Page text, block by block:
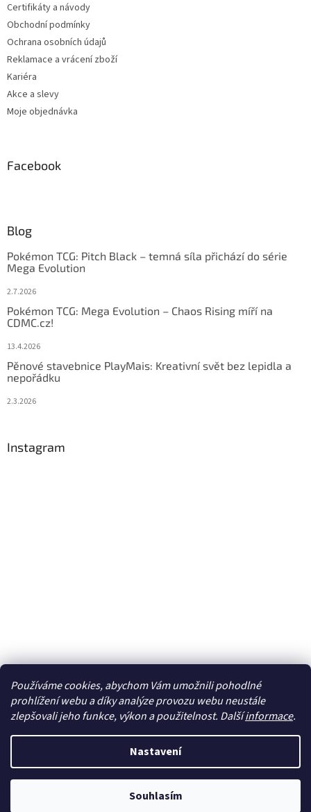
Používáme cookies, abychom Vám umožnili pohodlné
prohlížení webu a díky analýze provozu webu neustále
zlepšovali jeho funkce, výkon a použitelnost. Dalšíinformace.
Nastavení
Souhlasím
Certifikáty a návody
Obchodní podmínky
Ochrana osobních údajů
Reklamace a vrácení zboží
Kariéra
Akce a slevy
Moje objednávka
Facebook
Blog
Pokémon TCG: Pitch Black – temná síla přichází do série
Mega Evolution
2.7.2026
Pokémon TCG: Mega Evolution – Chaos Rising míří na
CDMC.cz!
13.4.2026
Pěnové stavebnice PlayMais: Kreativní svět bez lepidla a
nepořádku
2.3.2026
Instagram
Sledovat na Instagramu
Copyright 2026cdmc.cz. Všechna práva vyhrazena.Upravit
nastavení cookies